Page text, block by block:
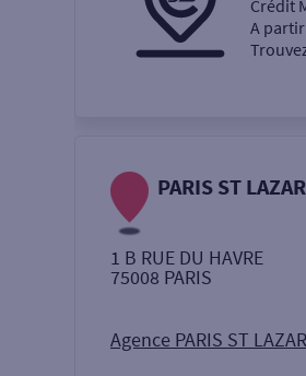
Crédit
A
PARIS ST
1 B RUE DU HAVRE
75008 PARIS
Agence PARIS ST